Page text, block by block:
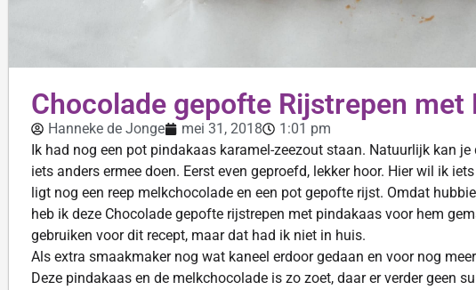
Chocolade gepofte Rijstrepen met
Hanneke de Jonge mei 31, 2018
1:01 pm
Ik had nog een pot pindakaas karamel-zeezout staan. Natuurlijk kan
iets anders ermee doen. Eerst even geproefd, lekker hoor. Hier wil ik
ligt nog een reep melkchocolade en een pot gepofte rijst. Omdat
heb ik deze Chocolade gepofte rijstrepen met pindakaas voor hem
gebruiken voor dit recept, maar dat had ik niet in huis.
Als extra smaakmaker nog wat kaneel erdoor gedaan en voor nog
Deze pindakaas en de melkchocolade is zo zoet, daar er verder geen